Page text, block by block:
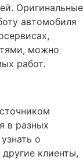
Оригинальные
автомобиля
можно
работ.
в разных
о
клиенты,